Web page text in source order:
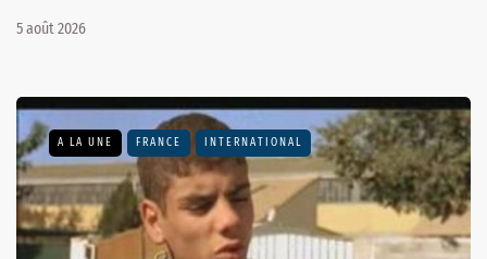
5 août 2026
A LA UNE FRANCE INTERNATIONAL